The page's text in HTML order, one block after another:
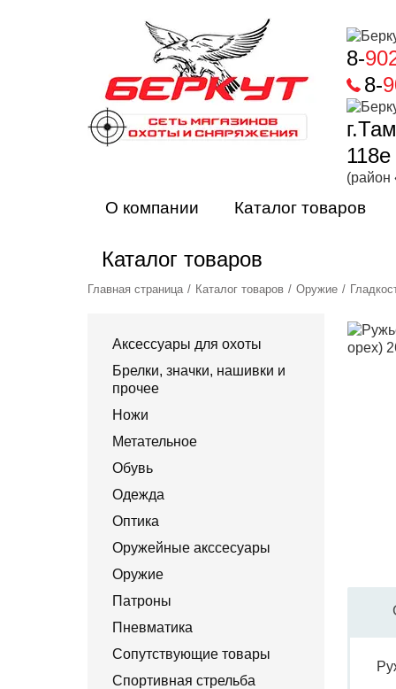
8-
8-
118е
(район
О компании Каталог товаров
Каталог товаров
Главная страница Каталог товаров Оружие
Аксессуары для охоты
Брелки, значки, нашивки и
прочее
Ножи
Метательное
Обувь
Одежда
Оптика
Оружейные акссесуары
Оружие
Патроны
Пневматика
Сопутствующие товары
Спортивная стрельба